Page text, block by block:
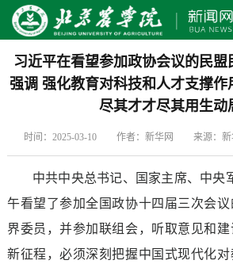
习近平在看望参加政协会议的民
强调 强化教育对科技和人才支撑作
尽其才才尽其用生动
时间：2025-03-10 作者：新华网 来源：新
中共中央总书记、国家主席、中央
午看望了参加全国政协十四届三次会
界委员，并参加联组会，听取意见和
新征程，必须深刻把握中国式现代化